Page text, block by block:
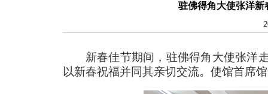
驻佛得角大使张洋新
新春佳节期间，驻佛得角大使张洋
以新春祝福并同其亲切交流。使馆首席